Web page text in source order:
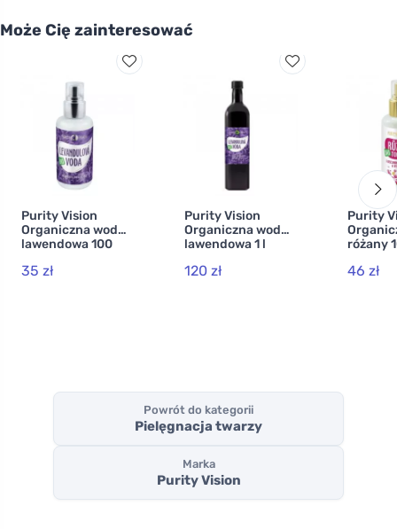
Może Cię zainteresować
Purity Vision
Organiczna woda
lawendowa 100
35 zł
Purity Vision
Organiczna woda
lawendowa 1 l
120 zł
Purity
różany
46 zł
Powrót do kategorii
Pielęgnacja twarzy
Marka
Purity Vision